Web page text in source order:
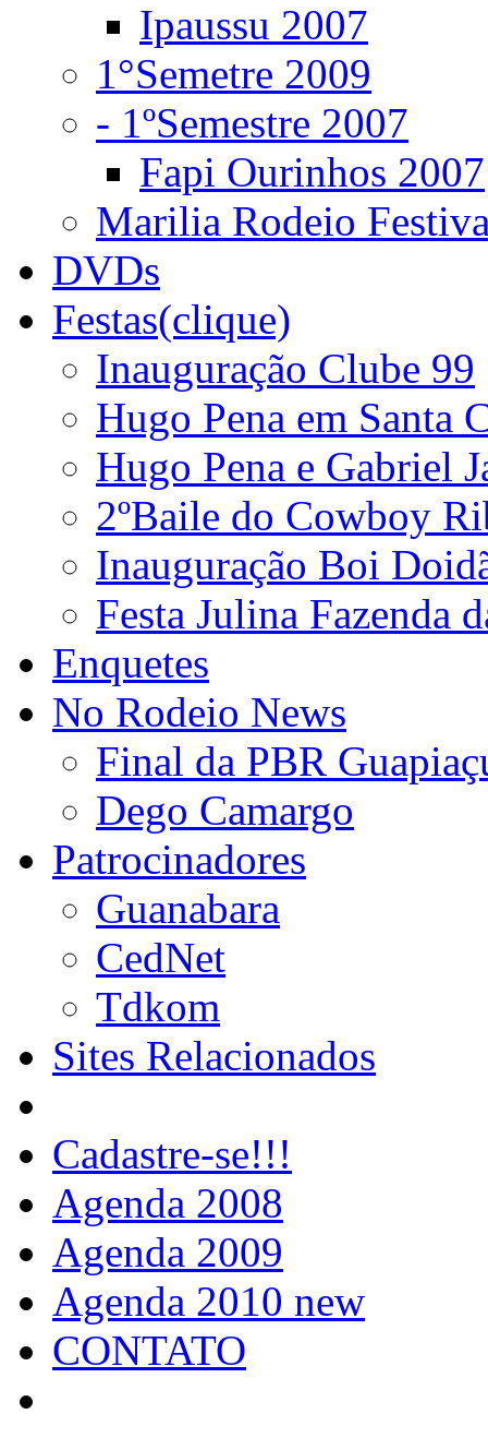
Ipaussu 2007
1°Semetre 2009
- 1ºSemestre 2007
Fapi Ourinhos 2007
Marilia Rodeio
DVDs
Festas(clique)
Inauguração Clube 99
Hugo Pena em Santa
Hugo Pena e Gabriel
2ºBaile do Cowboy
Inauguração Boi
Festa Julina Fazenda
Enquetes
No Rodeio News
Final da PBR
Dego Camargo
Patrocinadores
Guanabara
CedNet
Tdkom
Sites Relacionados
Cadastre-se!!!
Agenda 2008
Agenda 2009
Agenda 2010 new
CONTATO